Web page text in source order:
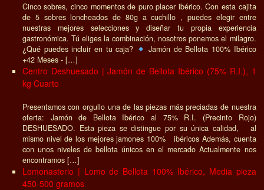
Cinco sobres, cinco momentos de puro placer ibérico. Con esta cajita
de 5 sobres loncheados de 80g a cuchillo , puedes elegir entre
nuestras mejores selecciones y diseñar tu propia experiencia
gastronómica. Tú eliges la combinación, nosotros ponemos el milagro.
¿Qué puedes incluir en tu caja?
Jamón de Bellota 100% Ibérico
+42 Meses - […]
Centro Deshuesado | Jamón de Bellota Ibérico (75% R.I.), 1
kg Cuarto
Presentamos con orgullo una de las piezas más preciadas de nuestra
oferta: Jamón de Bellota Ibérico al 75% R.I. (Precinto Rojo)
DESHUESADO. Esta pieza se distingue por su única calidad, al
mismo nivel de los mejores jamones 100% ibéricos Además, cuenta
con unos niveles de bellota únicos en el mercado Actualmente nos
encontramos […]
Lomonasterio | Lomo de Bellota 100% Ibérico, Media pieza
450-500 gramos